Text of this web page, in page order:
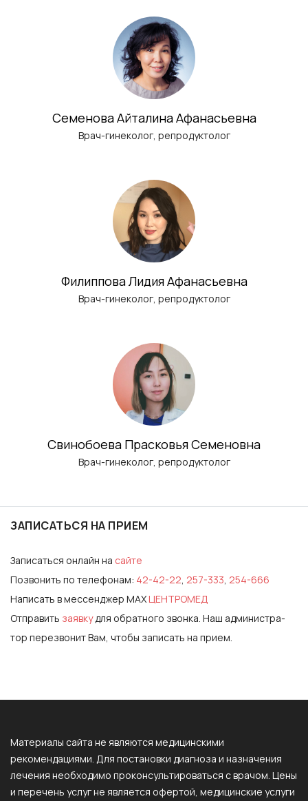
Семенова Айталина Афанасьевна
Врач-гинеколог, репродуктолог
Филиппова Лидия Афанасьевна
Врач-гинеколог, репродуктолог
Свинобоева Прасковья Семеновна
Врач-гинеколог, репродуктолог
ЗАПИСАТЬСЯ НА ПРИЕМ
Записаться онлайн на сайте
Позвонить по телефонам: 42-42-22, 257-333, 254-666
Написать в мессенджер MAXЦЕНТРОМЕД
Отправить за­яв­кудля обратного звонка. Наш ад­ми­нис­тра­
тор пе­рез­во­нит Вам, что­бы за­писать на при­ем.
Материалы сайта не являются медицинскими
рекомендациями. Для постановки диагноза и назначения
лечения необходимо проконсультироваться с врачом. Цены
и перечень услуг не является офертой, медицинские услуги